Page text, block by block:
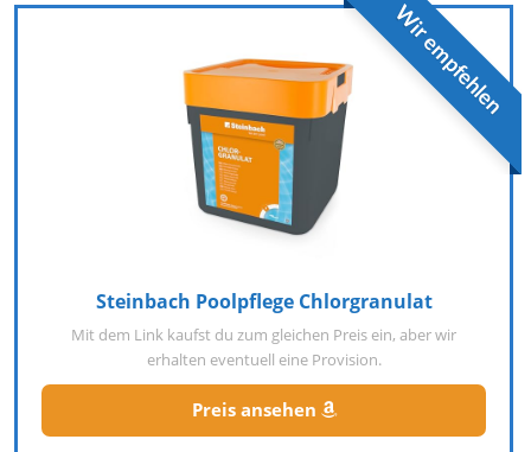
Wir empfehlen
Steinbach Poolpflege Chlorgranulat
Mit dem Link kaufst du zum gleichen Preis ein, aber wir
erhalten eventuell eine Provision.
Preis ansehen